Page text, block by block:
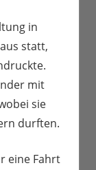
in
statt,
mit
sie
durften.
eine Fahrt